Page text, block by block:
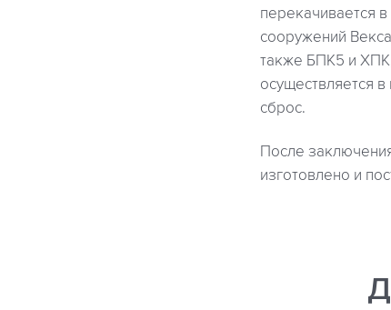
перекачивается
сооружений
также БПК5 и
осуществляется
сброс.
После
изготовлено и